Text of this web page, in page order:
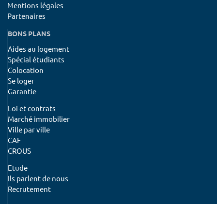
Mentions légales
Partenaires
BONS PLANS
Aides au logement
Spécial étudiants
Colocation
Se loger
Garantie
Loi et contrats
Marché immobilier
Ville par ville
CAF
CROUS
Etude
Ils parlent de nous
Recrutement